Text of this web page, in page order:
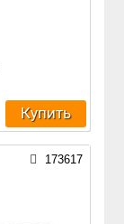
Купить
173617